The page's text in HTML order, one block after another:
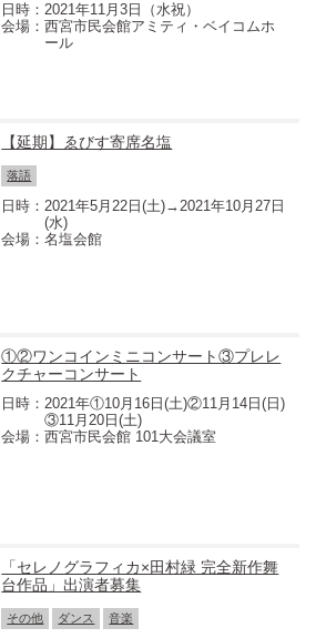
2021年11月3日（水祝）
西宮市民会館アミティ・ベイコムホ
ール
【延期】ゑびす寄席名塩
落語
2021年5月22日(土)→2021年10月27日
(水)
名塩会館
①②ワンコインミニコンサート③プレレ
クチャーコンサート
2021年①10月16日(土)②11月14日(日)
③11月20日(土)
西宮市民会館 101大会議室
「セレノグラフィカ×田村緑 完全新作舞
台作品」出演者募集
その他 ダンス 音楽